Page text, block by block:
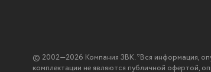
© 2002—2026 Компания ЗВК. *Вся информация,
комплектации не являются публичной офертой,